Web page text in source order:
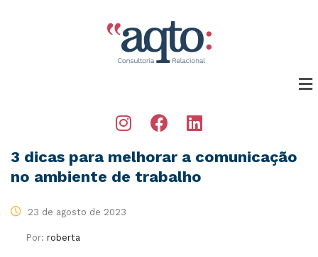
3 dicas para melhorar a comunicação
no ambiente de trabalho
23 de agosto de 2023
Por: roberta